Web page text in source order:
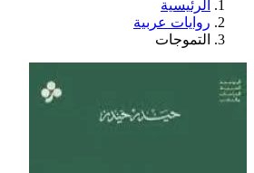
الرئيسية
روايات عربية
التموجات